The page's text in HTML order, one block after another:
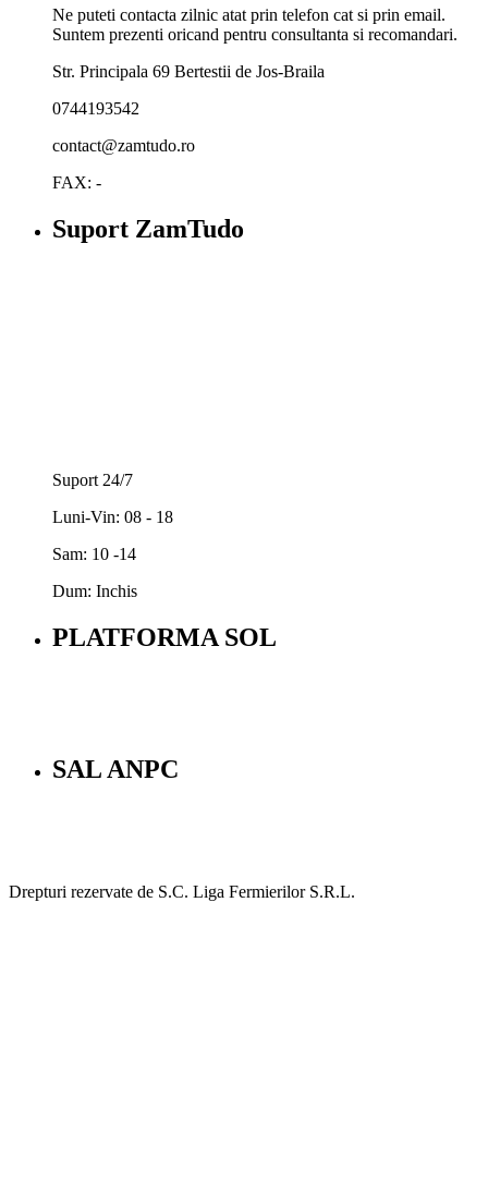
Ne puteti contacta zilnic atat prin telefon cat si prin email.
Suntem prezenti oricand pentru consultanta si recomandari.
Str. Principala 69 Bertestii de Jos-Braila
0744193542
contact@zamtudo.ro
FAX: -
Suport ZamTudo
Suport 24/7
Luni-Vin: 08 - 18
Sam: 10 -14
Dum: Inchis
PLATFORMA SOL
SAL ANPC
Drepturi rezervate de S.C. Liga Fermierilor S.R.L.